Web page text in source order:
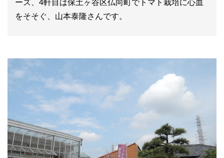
ーズ、4軒目は保土ヶ谷区仏向町でトマト栽培に心血
をそそぐ、山本泰隆さんです。